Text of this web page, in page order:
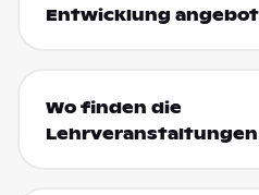
Entwicklung
Wo finden die